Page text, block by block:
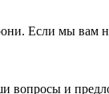
Если мы вам
вопросы и